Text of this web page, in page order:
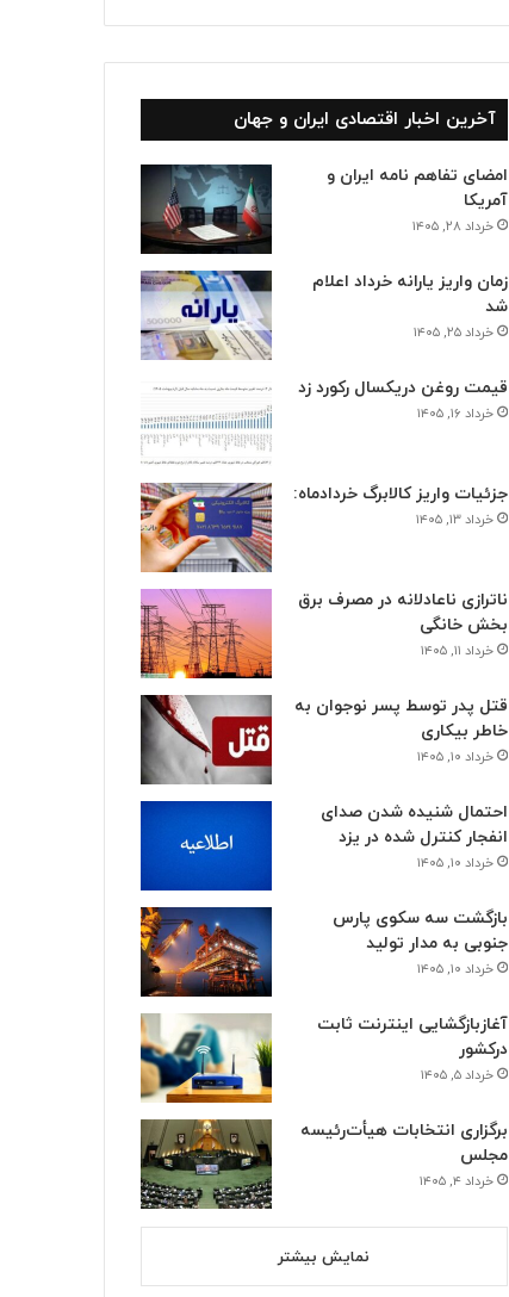
آخرین اخبار اقتصادی ایران و جهان
امضای تفاهم نامه ایران و
آمریکا
خرداد ۲۸, ۱۴۰۵
زمان واریز یارانه خرداد اعلام
شد
خرداد ۲۵, ۱۴۰۵
قیمت روغن دریکسال رکورد زد
خرداد ۱۶, ۱۴۰۵
جزئیات واریز کالابرگ خردادماه:
خرداد ۱۳, ۱۴۰۵
ناترازی ناعادلانه در مصرف برق
بخش خانگی
خرداد ۱۱, ۱۴۰۵
قتل پدر توسط پسر نوجوان به
خاطر بیکاری
خرداد ۱۰, ۱۴۰۵
احتمال شنیده شدن صدای
انفجار کنترل شده در یزد
خرداد ۱۰, ۱۴۰۵
بازگشت سه سکوی پارس
جنوبی به مدار تولید
خرداد ۱۰, ۱۴۰۵
آغازبازگشایی اینترنت ثابت
درکشور
خرداد ۵, ۱۴۰۵
برگزاری انتخابات هیأت‌رئیسه
مجلس
خرداد ۴, ۱۴۰۵
نمایش بیشتر